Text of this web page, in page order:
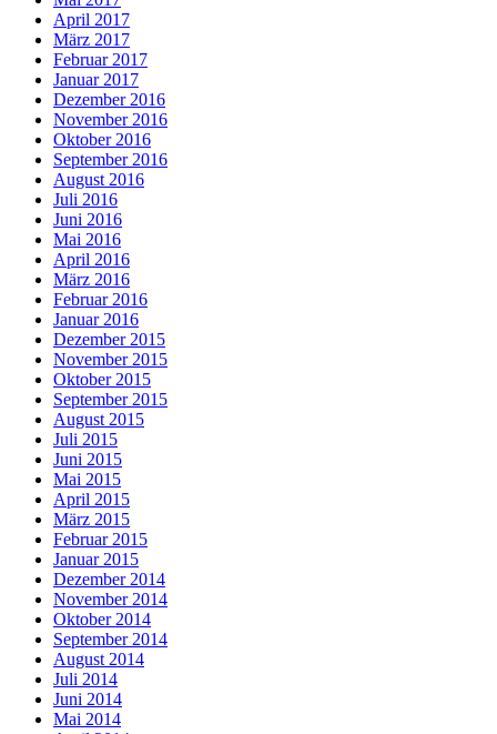
April 2017
März 2017
Februar 2017
Januar 2017
Dezember 2016
November 2016
Oktober 2016
September 2016
August 2016
Juli 2016
Juni 2016
Mai 2016
April 2016
März 2016
Februar 2016
Januar 2016
Dezember 2015
November 2015
Oktober 2015
September 2015
August 2015
Juli 2015
Juni 2015
Mai 2015
April 2015
März 2015
Februar 2015
Januar 2015
Dezember 2014
November 2014
Oktober 2014
September 2014
August 2014
Juli 2014
Juni 2014
Mai 2014